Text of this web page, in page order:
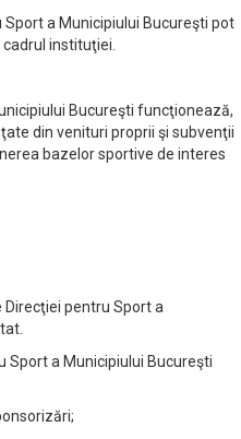
a Municipiului Bucureşti pot
instituţiei.
Bucureşti funcţionează,
din venituri proprii şi subvenţii
bazelor sportive de interes
pentru Sport a
a Municipiului Bucureşti